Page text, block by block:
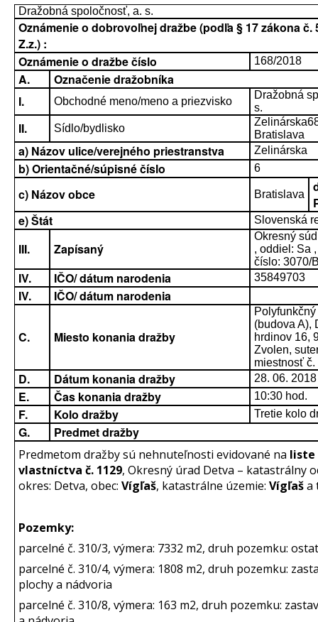
Dražobná spoločnosť, a. s.
Oznámenie o dobrovoľnej dražbe (podľa § 17 zákona č.
Z.z.) :
Oznámenie o dražbe číslo
168/2018
A.
Označenie dražobníka
I.
Obchodné meno/meno a priezvisko
Dražobná
s.
II. Sídlo/bydlisko
Bratislava
a) Názov ulice/verejného priestranstva Zelinárska
b) Orientačné/súpisné číslo 6
c) Názov obce Bratislava
e) Štát
Slovenská
III. Zapísaný
Okresný
, oddiel: Sa
číslo: 3070/
IV. IČO/ dátum narodenia 35849703
IV. IČO/ dátum narodenia
C. Miesto konania dražby
(budova A),
hrdinov 16,
Zvolen,
miestnosť č.
D. Dátum konania dražby 28. 06. 2018
E. Čas konania dražby 10:30 hod.
F. Kolo dražby Tretie kolo
G. Predmet dražby
Predmetom dražby sú nehnuteľnosti evidované na liste
vlastníctva č. 1129, Okresný úrad Detva – katastrálny
okres: Detva, obec: Vígľaš, katastrálne územie: Vígľaša
Pozemky:
parcelné č. 310/3, výmera: 7332 m2, druh pozemku:
parcelné č. 310/4, výmera: 1808 m2, druh pozemku:
plochy a nádvoria
parcelné č. 310/8, výmera: 163 m2, druh pozemku: